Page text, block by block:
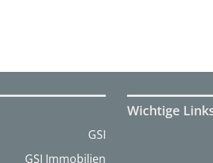
GSI
GSI Immobilien
Wichtige